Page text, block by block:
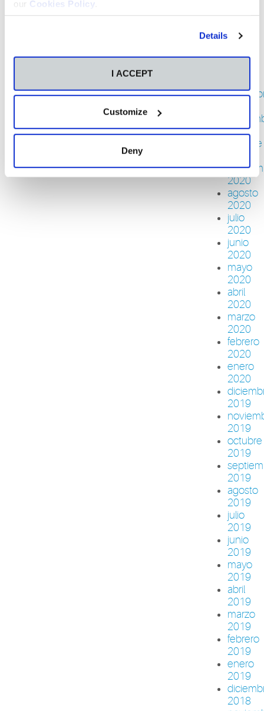
our Cookies Policy
Details
I ACCEPT
Customize
Deny
marzo
2021
2021
2020
octubre
2020
agosto
2020
julio
2020
junio
2020
mayo
2020
abril
2020
marzo
2020
febrero
2020
enero
2020
2019
2019
octubre
2019
2019
agosto
2019
julio
2019
junio
2019
mayo
2019
abril
2019
marzo
2019
febrero
2019
enero
2019
2018